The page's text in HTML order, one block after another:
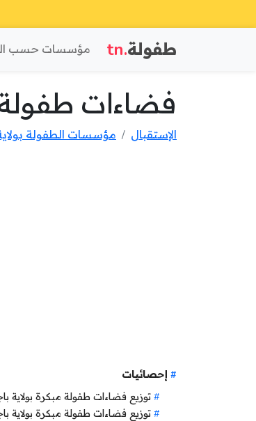
طفولة.tn مؤسسات حسب
فضاءات طفولة
الإستقبال مؤسسات الطفولة
إحصائيات
توزيع فضاءات طفولة مبكرة
توزيع فضاءات طفولة مبكرة